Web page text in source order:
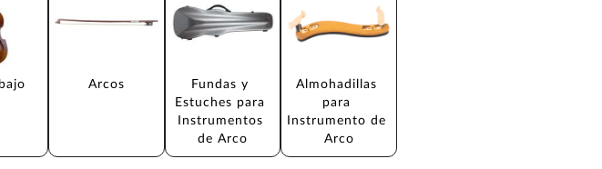
Arcos
Fundas y
Estuches para
Instrumentos
de Arco
Almohadillas
para
Instrumento de
Arco